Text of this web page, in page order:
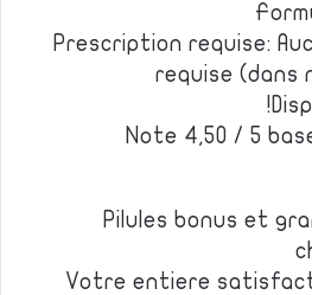
Prescription requise:
requise (dans
Note 4,50 / 5
Pilules bonus et
Votre entiere